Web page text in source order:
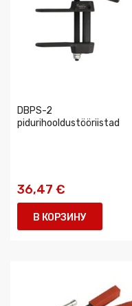
DBPS-2
pidurihooldustööriistad
36,47 €
В КОРЗИНУ